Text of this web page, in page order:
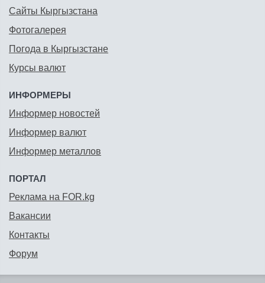
Сайты Кыргызстана
Фотогалерея
Погода в Кыргызстане
Курсы валют
ИНФОРМЕРЫ
Информер новостей
Информер валют
Информер металлов
ПОРТАЛ
Реклама на FOR.kg
Вакансии
Контакты
Форум